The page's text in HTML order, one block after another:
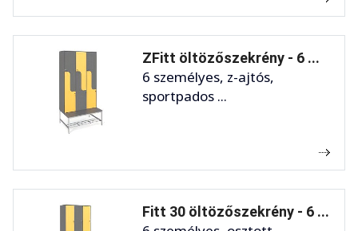
ZFitt öltözőszekrény - 6 ...
6 személyes, z-ajtós,
sportpados ...
Fitt 30 öltözőszekrény - 6 ...